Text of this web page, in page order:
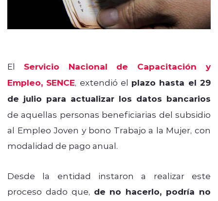
El Servicio Nacional de Capacitación y
Empleo, SENCE, extendió el plazo hasta el 29
de julio para actualizar los datos bancarios
de aquellas personas beneficiarias del subsidio
al Empleo Joven y bono Trabajo a la Mujer, con
modalidad de pago anual.
Desde la entidad instaron a realizar este
proceso dado que, de no hacerlo, podría no